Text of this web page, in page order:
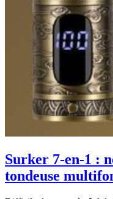
Surker 7-en-1 :
tondeuse